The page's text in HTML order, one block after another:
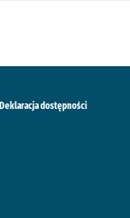
Deklaracja dostępności